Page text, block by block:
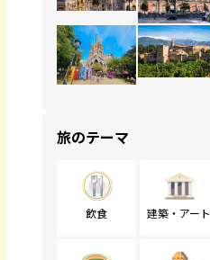
旅のテーマ
飲食 建築・アート